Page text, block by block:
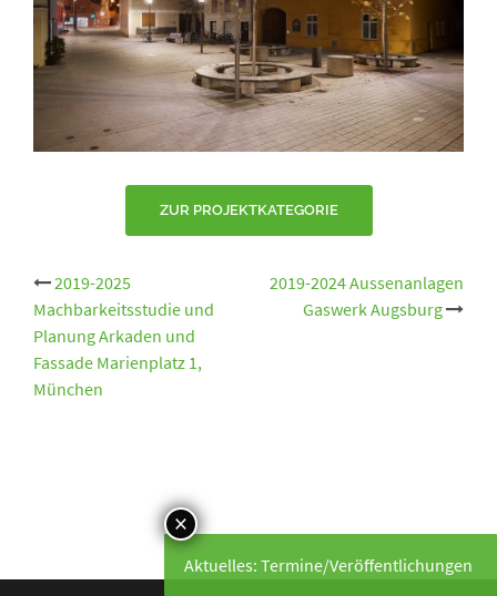
ZUR PROJEKTKATEGORIE
Beitrags-
Navigation
2019-2025
Machbarkeitsstudie und
Planung Arkaden und
Fassade Marienplatz 1,
München
2019-2024 Aussenanlagen
Gaswerk Augsburg
Aktuelles: Termine/Veröffentlichungen